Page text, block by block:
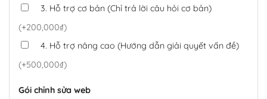
3. Hỗ trợ cơ bản (Chỉ trả lời câu hỏi cơ bản)
(+200,000₫)
4. Hỗ trợ nâng cao (Hướng dẫn giải quyết vấn đề)
(+500,000₫)
Gói chỉnh sửa web